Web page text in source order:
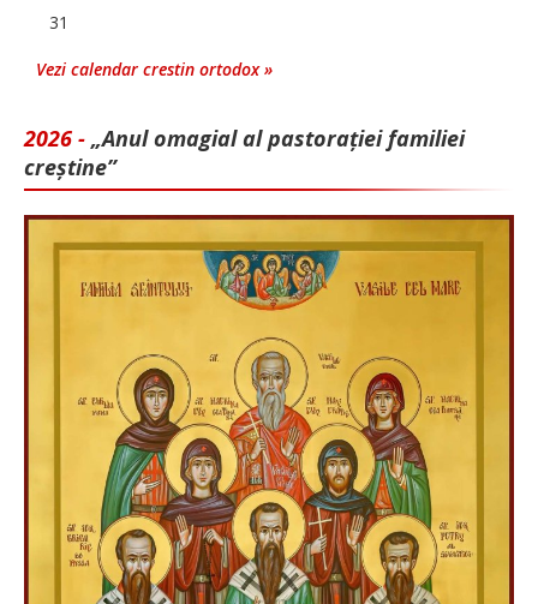
31
Vezi calendar crestin ortodox »
2026 - „Anul omagial al pastorației familiei
creștine”